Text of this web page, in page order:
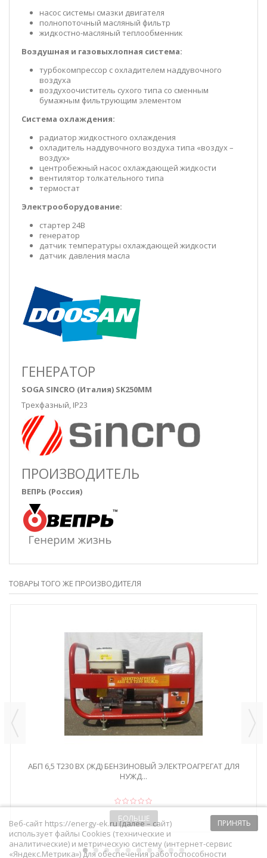
насос системы смазки двигателя
полнопоточный масляный фильтр
жидкостно-масляный теплообменник
Воздушная и газовыхлопная система:
турбокомпрессор с охладителем наддувочного
воздуха
воздухоочиститель сухого типа со сменным
бумажным фильтрующим элементом
Система охлаждения:
радиатор жидкостного охлаждения
охладитель наддувочного воздуха типа «воздух –
воздух»
центробежный насос охлаждающей жидкости
вентилятор толкательного типа
термостат
Электрооборудование:
стартер 24В
генератор
датчик температуры охлаждающей жидкости
датчик давления масла
ГЕНЕРАТОР
SOGA SINCRO (Италия) SK250MM
Трехфазный, IP23
ПРОИЗВОДИТЕЛЬ
ВЕПРЬ (Россия)
ТОВАРЫ ТОГО ЖЕ ПРОИЗВОДИТЕЛЯ
АБП 6,5 Т230 ВХ (ЖД) БЕНЗИНОВЫЙ ЭЛЕКТРОАГРЕГАТ ДЛЯ
НУЖД...
БОЛЬШЕ ПРИНЯТЬ
Веб-сайт https://energy-ek.ru (далее – сайт)
использует файлы Cookies (технические и
аналитические) и метрическую систему (интернет-сервис
«Яндекс.Метрика») для обеспечения работоспособности